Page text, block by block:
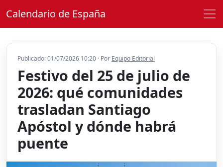
Calendario de España
Publicado: 01/07/2026 10:20 · Por Equipo Editorial
Festivo del 25 de julio de
2026: qué comunidades
trasladan Santiago
Apóstol y dónde habrá
puente